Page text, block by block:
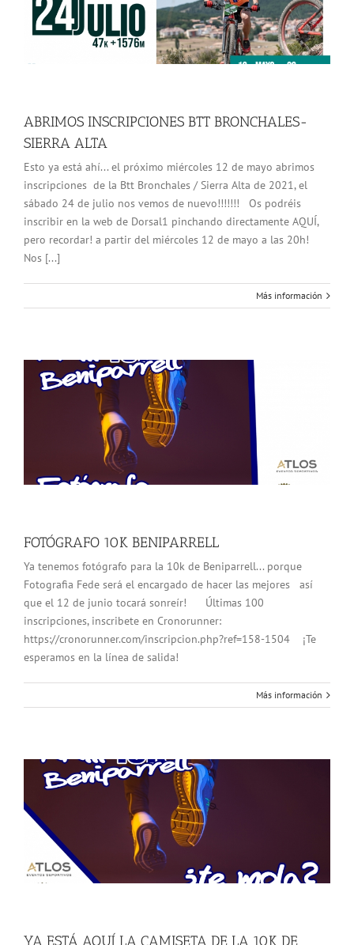
ABRIMOS INSCRIPCIONES BTT BRONCHALES-
SIERRA ALTA
Esto ya está ahí... el próximo miércoles 12 de mayo abrimos
inscripciones de la Btt Bronchales / Sierra Alta de 2021, el
sábado 24 de julio nos vemos de nuevo!!!!!!! Os podréis
inscribir en la web de Dorsal1 pinchando directamente AQUÍ,
pero recordar! a partir del miércoles 12 de mayo a las 20h!
Nos [...]
Más información
FOTÓGRAFO 10K BENIPARRELL
Ya tenemos fotógrafo para la 10k de Beniparrell... porque
Fotografia Fede será el encargado de hacer las mejores así
que el 12 de junio tocará sonreír! Últimas 100
inscripciones, inscribete en Cronorunner:
https://cronorunner.com/inscripcion.php?ref=158-1504 ¡Te
esperamos en la línea de salida!
Más información
YA ESTÁ AQUÍ LA CAMISETA DE LA 10K DE